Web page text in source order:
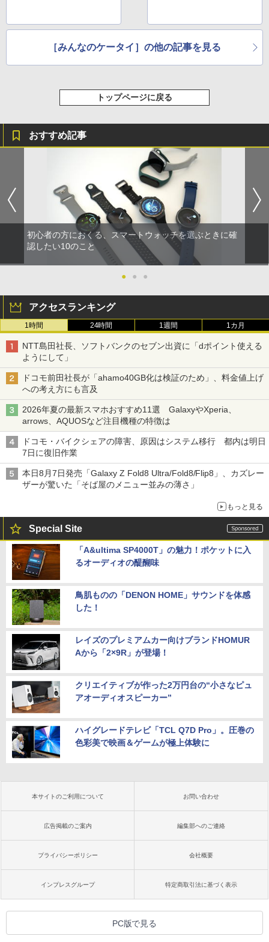
［みんなのケータイ］の他の記事を見る
トップページに戻る
おすすめ記事
初心者の方におくる、スマートウォッチを選ぶときに確
認したい10のこと
● ● ●
アクセスランキング
1時間 24時間 1週間 1カ月
NTT島田社長、ソフトバンクのセブン出資に「dポイント使える
ようにして」
ドコモ前田社長が「ahamo40GB化は検証のため」、料金値上げ
への考え方にも言及
2026年夏の最新スマホおすすめ11選 GalaxyやXperia、
arrows、AQUOSなど注目機種の特徴は
ドコモ・バイクシェアの障害、原因はシステム移行 都内は明日
7日に復旧作業
本日8月7日発売「Galaxy Z Fold8 Ultra/Fold8/Flip8」、カズレー
ザーが驚いた「そば屋のメニュー並みの薄さ」
もっと見る
Special Site
「A&ultima SP4000T」の魅力！ポケットに入
るオーディオの醍醐味
鳥肌ものの「DENON HOME」サウンドを体感
した！
レイズのプレミアムカー向けブランドHOMUR
Aから「2×9R」が登場！
クリエイティブが作った2万円台の“小さなピュ
アオーディオスピーカー”
ハイグレードテレビ「TCL Q7D Pro」。圧巻の
色彩美で映画＆ゲームが極上体験に
本サイトのご利用について お問い合わせ
広告掲載のご案内 編集部へのご連絡
プライバシーポリシー 会社概要
インプレスグループ 特定商取引法に基づく表示
PC版で見る